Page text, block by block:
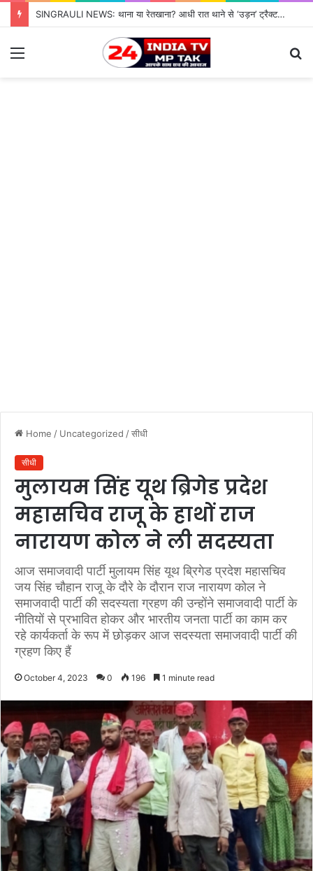
SINGRAULI NEWS: थाना या रेतखाना? आधी रात थाने से ‘उड़न’ ट्रैक्टर, जियावन पुलिस के पहरे में माफिया पास रेत माफिया के आगे नतमस्तक सिस्टम, सुशासन की पोल खोलती जियावन थाने की सनसनीखेज कहानी
Menu
Home / Uncategorized /सीधी
सीधी
मुलायम सिंह यूथ ब्रिगेड प्रदेश
महासचिव राजू के हाथों राज
नारायण कोल ने ली सदस्यता
आज समाजवादी पार्टी मुलायम सिंह यूथ ब्रिगेड प्रदेश महासचिव
जय सिंह चौहान राजू के दौरे के दौरान राज नारायण कोल ने
समाजवादी पार्टी की सदस्यता ग्रहण की उन्होंने समाजवादी पार्टी के
नीतियों से प्रभावित होकर और भारतीय जनता पार्टी का काम कर
रहे कार्यकर्ता के रूप में छोड़कर आज सदस्यता समाजवादी पार्टी की
ग्रहण किए हैं
October 4, 2023 0 196 1 minute read